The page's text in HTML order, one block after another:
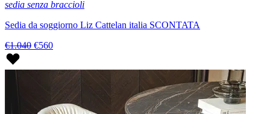
sedia senza braccioli
Sedia da soggiorno Liz Cattelan italia SCONTATA
€1.040 €560